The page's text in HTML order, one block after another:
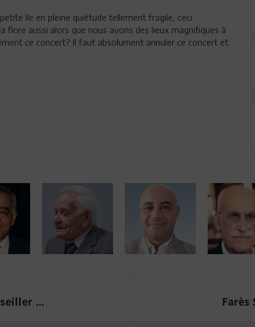
île en pleine quiétude tellement fragile, ceci
flore aussi alors que nous avons des lieux magnifiques à
ce concert? Il faut absolument annuler ce concert et
... Farès